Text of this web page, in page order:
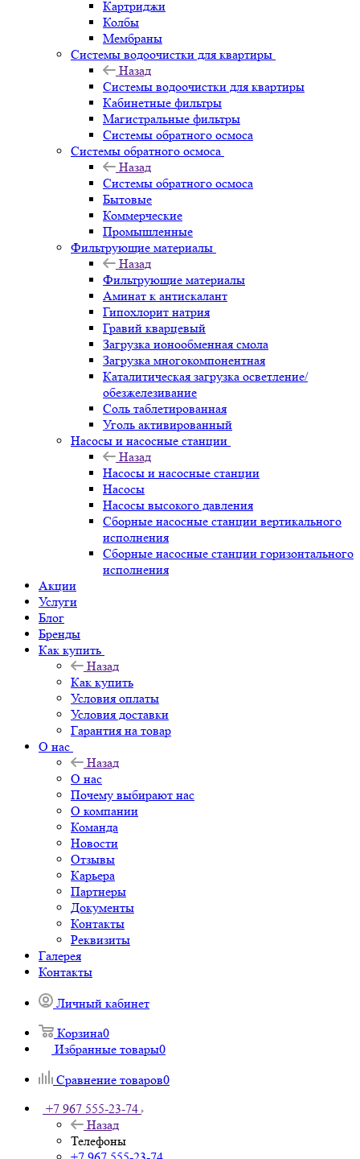
Картриджи
Колбы
Мембраны
Системы водоочистки для квартиры
Назад
Системы водоочистки для квартиры
Кабинетные фильтры
Магистральные фильтры
Системы обратного осмоса
Системы обратного осмоса
Назад
Системы обратного осмоса
Бытовые
Коммерческие
Промышленные
Фильтрующие материалы
Назад
Фильтрующие материалы
Аминат к антискалант
Гипохлорит натрия
Гравий кварцевый
Загрузка ионообменная смола
Загрузка многокомпонентная
Каталитическая загрузка осветление/
обезжелезивание
Соль таблетированная
Уголь активированный
Насосы и насосные станции
Назад
Насосы и насосные станции
Насосы
Насосы высокого давления
Сборные насосные станции вертикального
исполнения
Сборные насосные станции горизонтального
исполнения
Акции
Услуги
Блог
Бренды
Как купить
Назад
Как купить
Условия оплаты
Условия доставки
Гарантия на товар
О нас
Назад
О нас
Почему выбирают нас
О компании
Команда
Новости
Отзывы
Карьера
Партнеры
Документы
Контакты
Реквизиты
Галерея
Контакты
Личный кабинет
Корзина0
Избранные товары0
Сравнение товаров0
+7 967 555-23-74
Назад
Телефоны